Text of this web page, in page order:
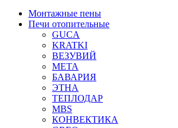
Монтажные пены
Печи отопительные
GUCA
KRATKI
ВЕЗУВИЙ
МЕТА
БАВАРИЯ
ЭТНА
ТЕПЛОДАР
MBS
КОНВЕКТИКА